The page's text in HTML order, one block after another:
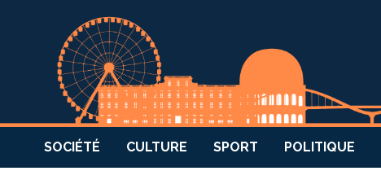
SOCIÉTÉ CULTURE SPORT POLITIQUE